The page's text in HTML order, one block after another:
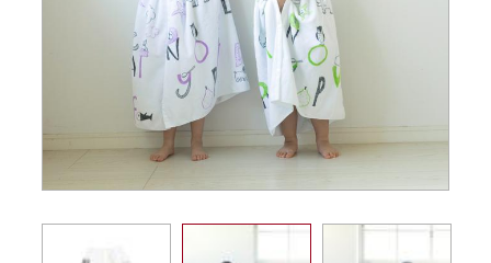
彌月禮盒
今治認證
關於Orunet
回到犬印本舖